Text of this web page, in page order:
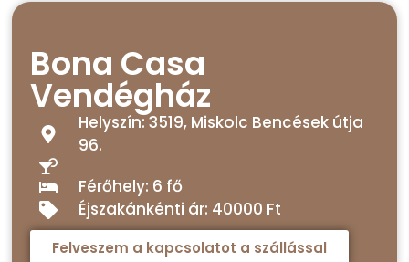
Bona Casa
Vendégház
Helyszín: 3519, Miskolc Bencések útja
96.
Férőhely: 6 fő
Éjszakánkénti ár: 40000 Ft
Felveszem a kapcsolatot a szállással